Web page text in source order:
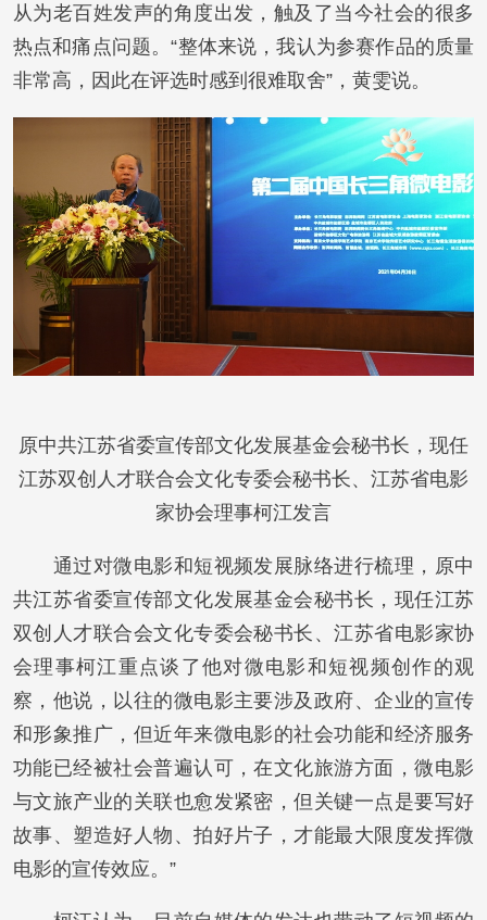
从为老百姓发声的角度出发，触及了当今社会的很多
热点和痛点问题。“整体来说，我认为参赛作品的质量
非常高，因此在评选时感到很难取舍”，黄雯说。
原中共江苏省委宣传部文化发展基金会秘书长，现任
江苏双创人才联合会文化专委会秘书长、江苏省电影
家协会理事柯江发言
通过对微电影和短视频发展脉络进行梳理，原中
共江苏省委宣传部文化发展基金会秘书长，现任江苏
双创人才联合会文化专委会秘书长、江苏省电影家协
会理事柯江重点谈了他对微电影和短视频创作的观
察，他说，以往的微电影主要涉及政府、企业的宣传
和形象推广，但近年来微电影的社会功能和经济服务
功能已经被社会普遍认可，在文化旅游方面，微电影
与文旅产业的关联也愈发紧密，但关键一点是要写好
故事、塑造好人物、拍好片子，才能最大限度发挥微
电影的宣传效应。”